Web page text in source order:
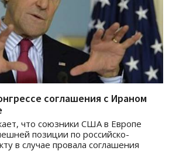
соглашения с Ираном
что союзники США в Европе
позиции по российско-
в случае провала соглашения